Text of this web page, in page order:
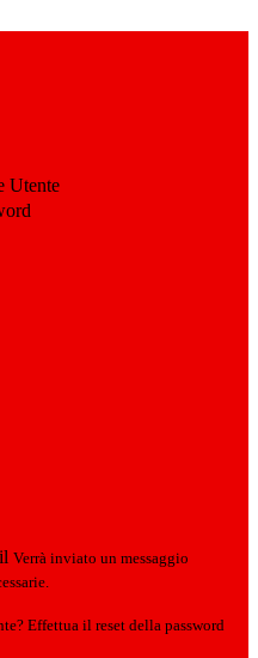
Utente
Verrà inviato un messaggio
Effettua il reset della password